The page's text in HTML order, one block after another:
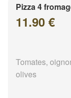
Pizza 4
11.90 €
Tomates,
olives